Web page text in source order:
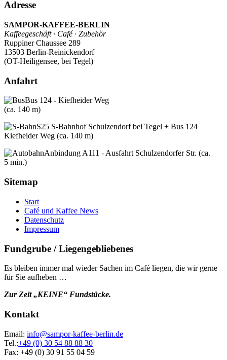
Adresse
SAMPOR-KAFFEE-BERLIN
Kaffeegeschäft · Café · Zubehör
Ruppiner Chaussee 289
13503 Berlin-Reinickendorf
(OT-Heiligensee, bei Tegel)
Anfahrt
Bus 124 - Kiefheider Weg
(ca. 140 m)
S25 S-Bahnhof Schulzendorf bei Tegel + Bus 124
Kiefheider Weg (ca. 140 m)
Anbindung A111 - Ausfahrt Schulzendorfer Str. (ca.
5 min.)
Sitemap
Start
Café und Kaffee News
Datenschutz
Impressum
Fundgrube / Liegengebliebenes
Es bleiben immer mal wieder Sachen im Café liegen, die wir gerne
für Sie aufheben …
Zur Zeit „KEINE“ Fundstücke.
Kontakt
Email: info@sampor-kaffee-berlin.de
Tel.:+49 (0) 30 54 88 88 30
Fax: +49 (0) 30 91 55 04 59